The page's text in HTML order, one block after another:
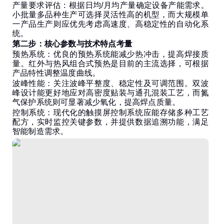
产量要求评估：根据日均/月均产量确定设备产能需求。
小批量多品种生产可选择灵活性高的机型，而大规模单
一产品生产则应优先考虑高速度、高稳定性的自动化系
统。
第二步：核心参数与技术特点考量
预热系统：优良的预热系统能减少热冲击，提高焊接质
量。红外与热风组合式预热是目前的主流选择，可根据
产品特性调整温度曲线。
波峰性能：关注波峰平整度、稳定性及可调范围。双波
峰设计能更好地应对高密度贴装与通孔混装工艺，而氮
气保护系统则可显著减少氧化，提高焊点质量。
控制系统：现代化的触摸屏控制系统应能存储多种工艺
配方，实时监控关键参数，并提供数据追溯功能，满足
智能制造需求。